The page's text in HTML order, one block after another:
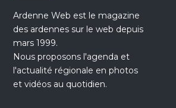
Ardenne Web est le magazine
des ardennes sur le web depuis
mars 1999.
Nous proposons l'agenda et
l'actualité régionale en photos
et vidéos au quotidien.